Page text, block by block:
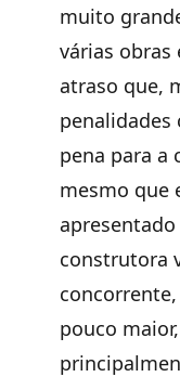
muito
várias obras
atraso que,
penalidades
pena para a
mesmo que
construtora
pouco